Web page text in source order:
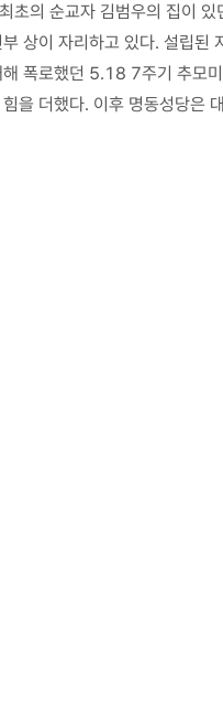
초의 순교자 김범우의 집이
상이 자리하고 있다. 설립
폭로했던 5.18 7주기 추모
을 더했다. 이후 명동성당은